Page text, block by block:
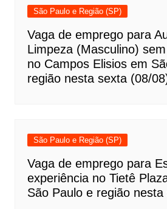
São Paulo e Região (SP)
Vaga de emprego para
Limpeza (Masculino)
no Campos Elisios em
região nesta sexta (08/
São Paulo e Região (SP)
Vaga de emprego para
experiência no Tietê
São Paulo e região